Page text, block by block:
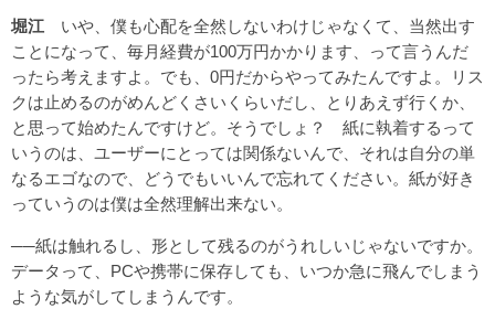
堀江 いや、僕も心配を全然しないわけじゃなくて、当然出す
ことになって、毎月経費が100万円かかります、って言うんだ
ったら考えますよ。でも、0円だからやってみたんですよ。リス
クは止めるのがめんどくさいくらいだし、とりあえず行くか、
と思って始めたんですけど。そうでしょ？ 紙に執着するって
いうのは、ユーザーにとっては関係ないんで、それは自分の単
なるエゴなので、どうでもいいんで忘れてください。紙が好き
っていうのは僕は全然理解出来ない。
──紙は触れるし、形として残るのがうれしいじゃないですか。
データって、PCや携帯に保存しても、いつか急に飛んでしまう
ような気がしてしまうんです。